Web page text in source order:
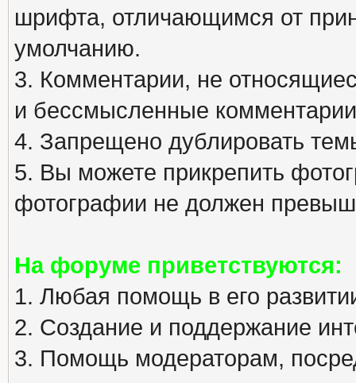
шрифта, отличающимся от
умолчанию.
3. Комментарии, не
и бессмысленные
4. Запрещено дублировать
5. Вы можете прикрепить
фотографии не должен
На форуме приветствуются:
1. Любая помощь в его
2. Создание и поддержание
3. Помощь модераторам,